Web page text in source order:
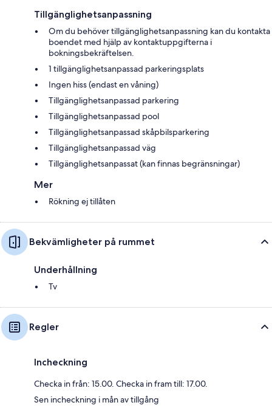
Tillgänglighetsanpassning
Om du behöver tillgänglighetsanpassning kan du kontakta
boendet med hjälp av kontaktuppgifterna i
bokningsbekräftelsen.
1 tillgänglighetsanpassad parkeringsplats
Ingen hiss (endast en våning)
Tillgänglighetsanpassad parkering
Tillgänglighetsanpassad pool
Tillgänglighetsanpassad skåpbilsparkering
Tillgänglighetsanpassad väg
Tillgänglighetsanpassat (kan finnas begränsningar)
Mer
Rökning ej tillåten
Bekvämligheter på rummet
Underhållning
Tv
Regler
Incheckning
Checka in från: 15.00. Checka in fram till: 17.00.
Sen incheckning i mån av tillgång